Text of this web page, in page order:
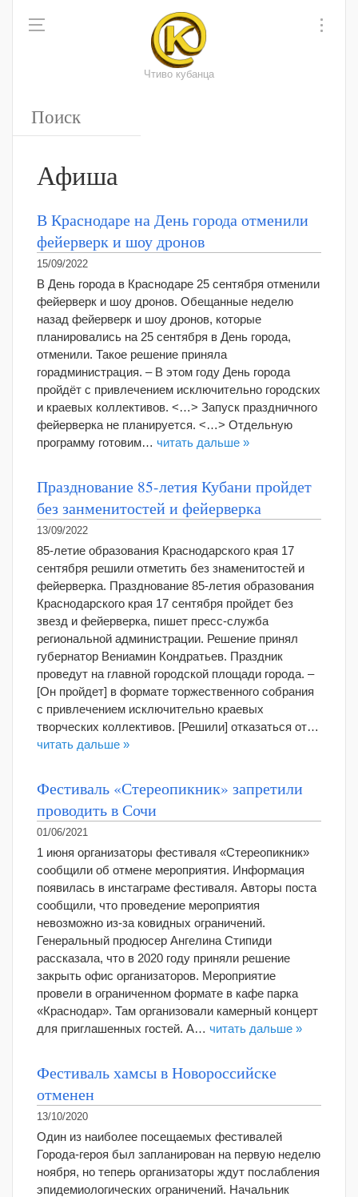
Чтиво кубанца
Афиша
В Краснодаре на День города отменили
фейерверк и шоу дронов
15/09/2022
В День города в Краснодаре 25 сентября отменили
фейерверк и шоу дронов. Обещанные неделю
назад фейерверк и шоу дронов, которые
планировались на 25 сентября в День города,
отменили. Такое решение приняла
горадминистрация. – В этом году День города
пройдёт с привлечением исключительно городских
и краевых коллективов. <…> Запуск праздничного
фейерверка не планируется. <…> Отдельную
программу готовим… читать дальше »
Празднование 85-летия Кубани пройдет
без занменитостей и фейерверка
13/09/2022
85-летие образования Краснодарского края 17
сентября решили отметить без знаменитостей и
фейерверка. Празднование 85-летия образования
Краснодарского края 17 сентября пройдет без
звезд и фейерверка, пишет пресс-служба
региональной администрации. Решение принял
губернатор Вениамин Кондратьев. Праздник
проведут на главной городской площади города. –
[Он пройдет] в формате торжественного собрания
с привлечением исключительно краевых
творческих коллективов. [Решили] отказаться от…
читать дальше »
Фестиваль «Стереопикник» запретили
проводить в Сочи
01/06/2021
1 июня организаторы фестиваля «Стереопикник»
сообщили об отмене мероприятия. Информация
появилась в инстаграме фестиваля. Авторы поста
сообщили, что проведение мероприятия
невозможно из-за ковидных ограничений.
Генеральный продюсер Ангелина Стипиди
рассказала, что в 2020 году приняли решение
закрыть офис организаторов. Мероприятие
провели в ограниченном формате в кафе парка
«Краснодар». Там организовали камерный концерт
для приглашенных гостей. А… читать дальше »
Фестиваль хамсы в Новороссийске
отменен
13/10/2020
Один из наиболее посещаемых фестивалей
Города-героя был запланирован на первую неделю
ноября, но теперь организаторы ждут послабления
эпидемиологических ограничений. Начальник